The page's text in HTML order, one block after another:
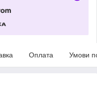
Оплата Умови